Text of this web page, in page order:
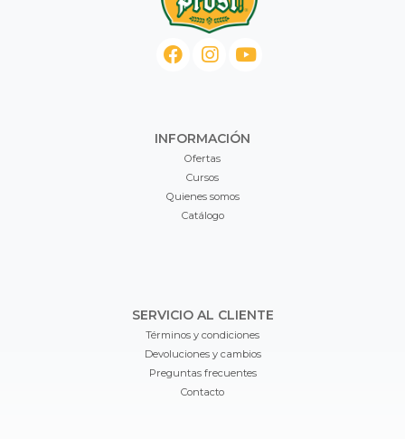
INFORMACIÓN
Ofertas
Cursos
Quienes somos
Catálogo
SERVICIO AL CLIENTE
Términos y condiciones
Devoluciones y cambios
Preguntas frecuentes
Contacto